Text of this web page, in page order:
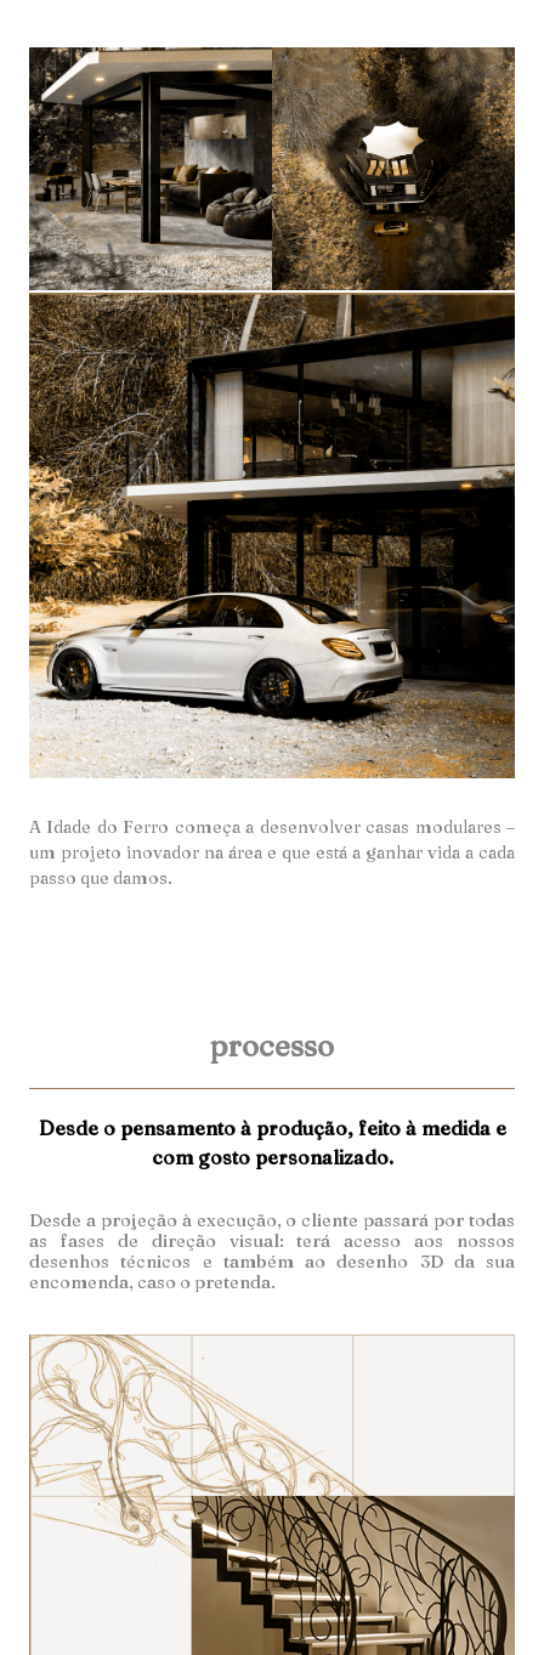
A Idade do Ferro começa a desenvolver casas modulares –
um projeto inovador na área e que está a ganhar vida a cada
passo que damos.
processo
Desde o pensamento à produção, feito à medida e
com gosto personalizado.
Desde a projeção à execução, o cliente passará por todas
as fases de direção visual: terá acesso aos nossos
desenhos técnicos e também ao desenho 3D da sua
encomenda, caso o pretenda.